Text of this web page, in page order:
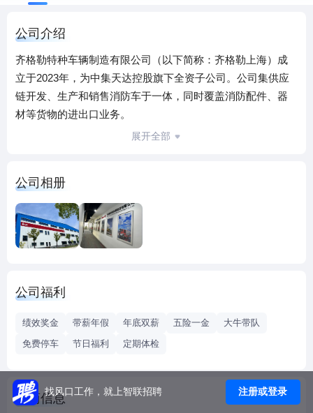
公司介绍
齐格勒特种车辆制造有限公司（以下简称：齐格勒上海）成
立于2023年，为中集天达控股旗下全资子公司。公司集供应
链开发、生产和销售消防车于一体，同时覆盖消防配件、器
材等货物的进出口业务。
2013年，中集集团（股票代码：000039）收购德国百年优质
务发展战略。德国齐格勒集团是德国消防市场的领导者，是
一家拥有130多年历史的世界著名消防车辆及救援设备集团，
在德国的消防车市场占有率常年保持第一。集团在德国、荷
兰、克罗地亚、印度尼西亚等国家拥有多个制造基地，产品
齐格勒全球领先的设计理念、尖端的研发技术、精湛的工艺
齐格勒上海秉持“精于工、匠于心、品于行、创于先”的初心，
一步。公司怀揣梦想，努力填补国内消防车领域空白，提升
消防车整体品质，为人民的生命财产安全保驾护航！
展开全部
公司相册
公司福利
绩效奖金 带薪年假 年底双薪 五险一金
大牛带队
免费停车
节日福利 定期体检
工商信息找风口工作，就上智联招聘 注册或登录